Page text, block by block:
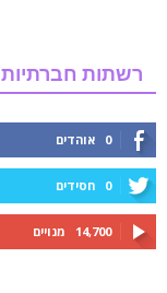
רשתות חברתיות
0 אוהדים
0 חסידים
14,700 מנויים